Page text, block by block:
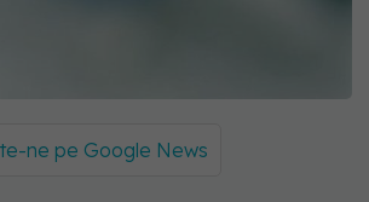
ne pe Google News